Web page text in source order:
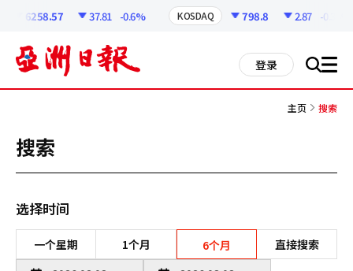
6258.57 37.81 -0.6% KOSDAQ 798.8 2.87 -0.36%
登录 搜 all
主页 搜索
搜索
选择时间
一个星期 1个月 6个月 直接搜索